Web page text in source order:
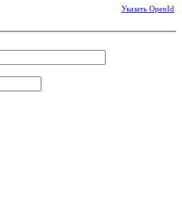
Указать OpenId